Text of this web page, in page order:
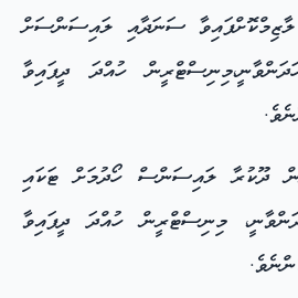
ލާޒިމްކޮށްފައިވާ ސަނަދާއި ލައިސަންސަށް
ހުއްދަ ދީފައިވާ
ދޫކުރާ ލައިސަންސް ހޯދުމަށް ޓަކައި
މިނިސްޓްރީން ހުއްދަ ދީފައިވާ